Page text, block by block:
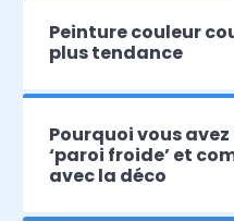
Peinture couleur
plus tendance
Pourquoi vous avez
‘paroi froide’ et
avec la déco